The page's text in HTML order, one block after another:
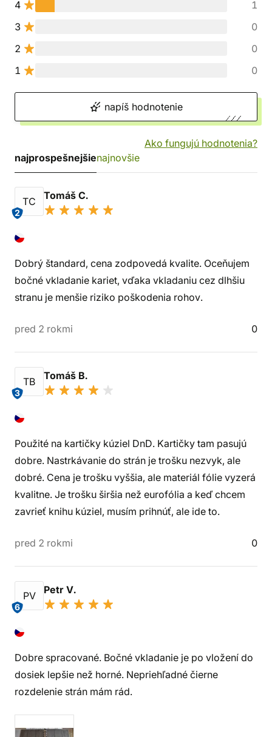
4
1
3
0
2
0
1
0
napíš hodnotenie
Ako fungujú hodnotenia?
najprospešnejšienajnovšie
TC
2
Tomáš C.
Dobrý štandard, cena zodpovedá kvalite. Oceňujem
bočné vkladanie kariet, vďaka vkladaniu cez dlhšiu
stranu je menšie riziko poškodenia rohov.
pred 2 rokmi 0
TB
3
Tomáš B.
Použité na kartičky kúziel DnD. Kartičky tam pasujú
dobre. Nastrkávanie do strán je trošku nezvyk, ale
dobré. Cena je trošku vyššia, ale materiál fólie vyzerá
kvalitne. Je trošku širšia než eurofólia a keď chcem
zavrieť knihu kúziel, musím prihnúť, ale ide to.
pred 2 rokmi 0
PV
6
Petr V.
Dobre spracované. Bočné vkladanie je po vložení do
dosiek lepšie než horné. Nepriehľadné čierne
rozdelenie strán mám rád.